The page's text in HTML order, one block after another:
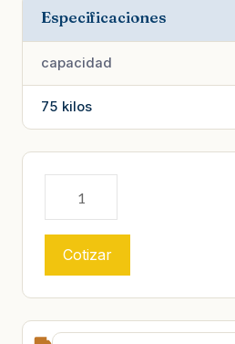
Especificaciones
capacidad
75 kilos
Cotizar